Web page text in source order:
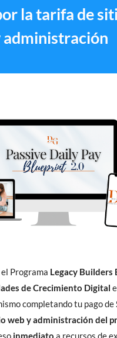
la tarifa de
administración
Programa Legacy Builders
de Crecimiento Digital
completando tu pago de
web y administración del